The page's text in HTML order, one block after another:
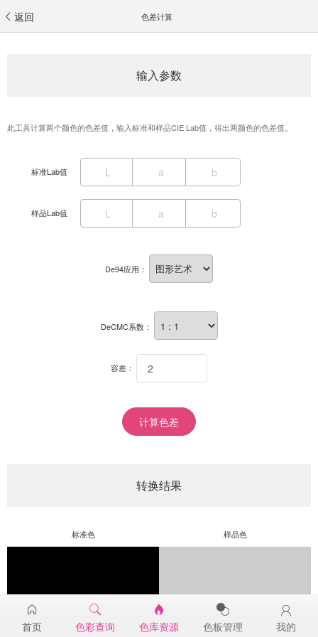
返回 色差计算
输入参数
此工具计算两个颜色的色差值，输入标准和样品CIE Lab值，得出两颜色的色差值。
标准Lab值
样品Lab值
De94应用：
DeCMC系数：
容差：
计算色差
转换结果
标准色 样品色
首页 色彩查询 色库资源 色板管理 我的